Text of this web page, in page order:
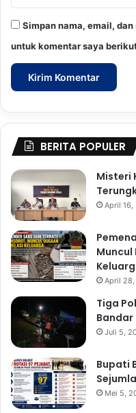
Simpan nama, email,
untuk komentar saya
BERITA POPULER
Misteri
April 16,
Muncul
April
Tiga
Juli 5,
Bupati
Mei 5,